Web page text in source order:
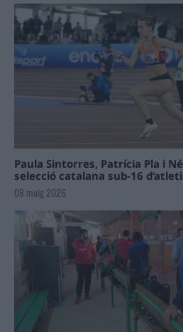
Paula Sintorres, Patrícia Pla i
selecció catalana sub-16
08 maig 2026